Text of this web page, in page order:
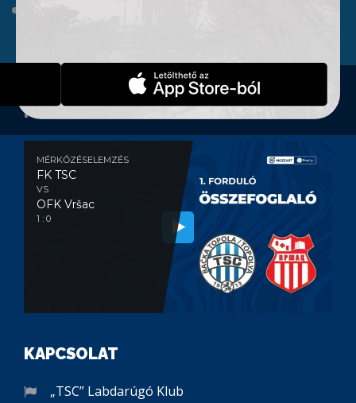
MÉRKŐZÉSELEMZÉS
MÉRKŐZÉSELEMZÉS
FK TSC
VS
OFK Vršac
1 : 0
KAPCSOLAT
„TSC” Labdarúgó Klub